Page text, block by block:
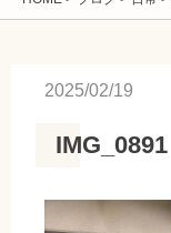
2025/02/19
IMG_0891